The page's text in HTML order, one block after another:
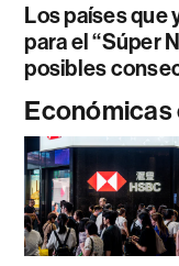
Los países que
para el “Súper
posibles
Económicas